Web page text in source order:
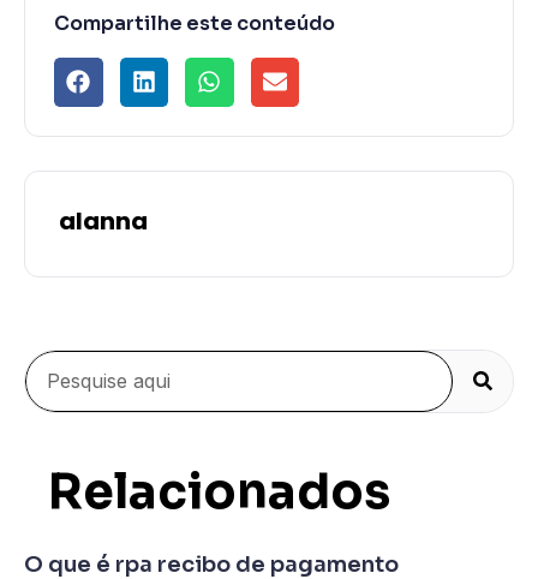
Compartilhe este conteúdo
alanna
Relacionados
O que é rpa recibo de pagamento